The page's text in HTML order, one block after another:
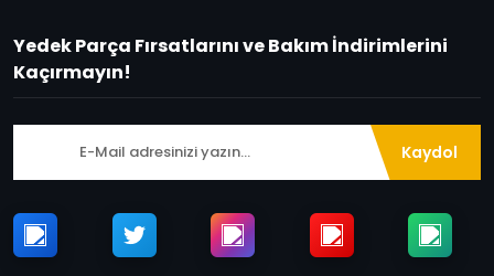
Yedek Parça Fırsatlarını ve Bakım İndirimlerini
Kaçırmayın!
Kaydol